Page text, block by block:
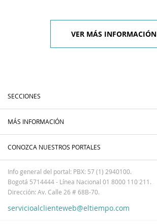
VER MÁS INFORMACIÓN
SECCIONES
MÁS INFORMACIÓN
CONOZCA NUESTROS PORTALES
Info general del portal: PBX: 57 (1) 2940100.
Bogotá 5714444 - Línea Nacional 01 8000 110 211.
Dirección: Av. Calle 26 # 68B-70.
servicioalclienteweb@eltiempo.com